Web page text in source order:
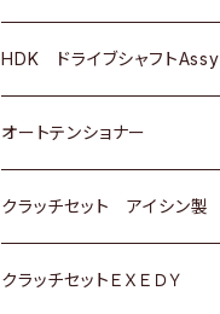
ＢＥＮＺ
スバル
三菱
スバル
マツダ
三菱
スバル
マツダ
三菱
スバル
日産
いすゞ
ダイハツ
マツダ
ＢＭＷ
GOLF
ＷＡＧＥＮ
アストロ（シボレー）
ＢＭＷ
ＷＡＧＥＮ
ＶＯＬＶＯ
トヨタ
ホンダ
スズキ
日産
HDK ドライブシャフトAssy
スズキ
ダイハツ
日産
オートテンショナー
トヨタ
クラッチセット アイシン製
ホンダ
クラッチセットＥＸＥＤＹ